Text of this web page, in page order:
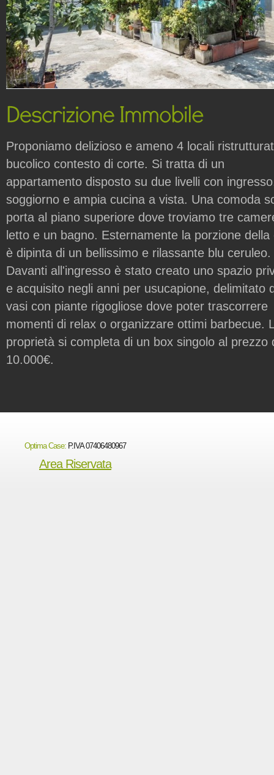
Proponiamo delizioso e ameno 4 locali
bucolico contesto di corte. Si tratta di un
appartamento disposto su due livelli con
soggiorno e ampia cucina a vista. Una comoda
porta al piano superiore dove troviamo tre
letto e un bagno. Esternamente la porzione della
è dipinta di un bellissimo e rilassante blu ceruleo.
Davanti all'ingresso è stato creato uno spazio
e acquisito negli anni per usucapione, delimitato
vasi con piante rigogliose dove poter trascorrere
momenti di relax o organizzare ottimi barbecue.
proprietà si completa di un box singolo al prezzo
10.000€.
Optima Case: P.IVA 07406480967
Area Riservata